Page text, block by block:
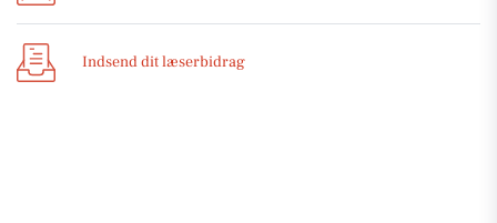
Indsend dit læserbidrag